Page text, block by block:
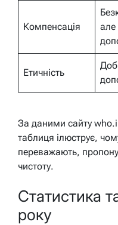
Компенсація
Етичність
За даними сайту
таблиця ілюструє,
переважають,
чистоту.
Статистика
року